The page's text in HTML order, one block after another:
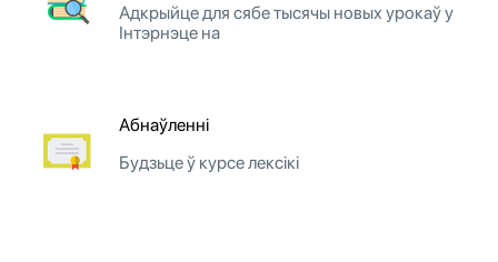
Адкрыйце для сябе тысячы новых урокаў у
Інтэрнэце на
Абнаўленні
Будзьце ў курсе лексікі